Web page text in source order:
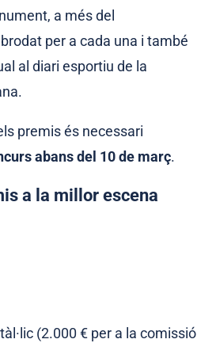
a més del
per a cada una i també
al diari esportiu de la
premis és necessari
abans del 10 de març.
a la millor escena
(2.000 € per a la comissió